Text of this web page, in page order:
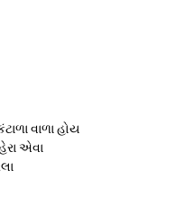
વાળા હોય
એવા